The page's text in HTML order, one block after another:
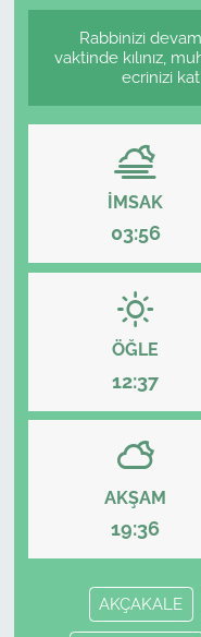
Rabbinizi
vaktinde kılınız,
ecrinizi
İMSAK
03:56
ÖĞLE
12:37
AKŞAM
19:36
AKÇAKALE